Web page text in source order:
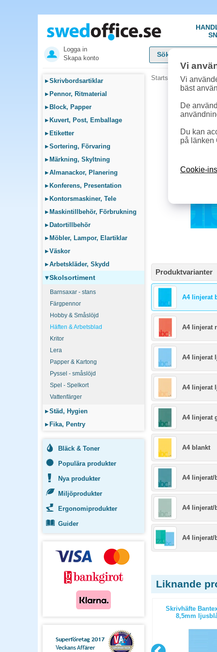
Logga in
Skapa konto
▸Skrivbordsartiklar
▸ Pennor, Ritmaterial
▸ Block, Papper
▸ Kuvert, Post, Emballage
▸ Etiketter
▸Sortering, Förvaring
▸ Märkning, Skyltning
▸Almanackor, Planering
▸ Konferens, Presentation
▸ Kontorsmaskiner, Tele
▸ Maskintillbehör, Förbrukning
▸ Datortillbehör
▸ Möbler, Lampor, Elartiklar
▸Väskor
▸Arbetskläder, Skydd
▾Skolsortiment
Barnsaxar - stans
Färgpennor
Hobby & Småslöjd
Häften & Arbetsblad
Kritor
Lera
Papper & Kartong
Pyssel - småslöjd
Spel - Spelkort
Vattenfärger
▸Städ, Hygien
▸ Fika, Pentry
Bläck & Toner
Populära produkter
Nya produkter
Miljöprodukter
Ergonomiprodukter
Guider
Startsida »
Produktvarianter
A4 linjerat
A4 linjerat
A4 linjerat
A4 linjerat
A4 linjerat
A4 blankt
A4 linjerat/
A4 linjerat/
A4 linjerat/
Liknande
Räknehäfte Bantex A4 rutat 5x5mm
Skrivhäfte
8,5mm
Vi
Vi
bäst
De
Du kan
på länken
Cookie-